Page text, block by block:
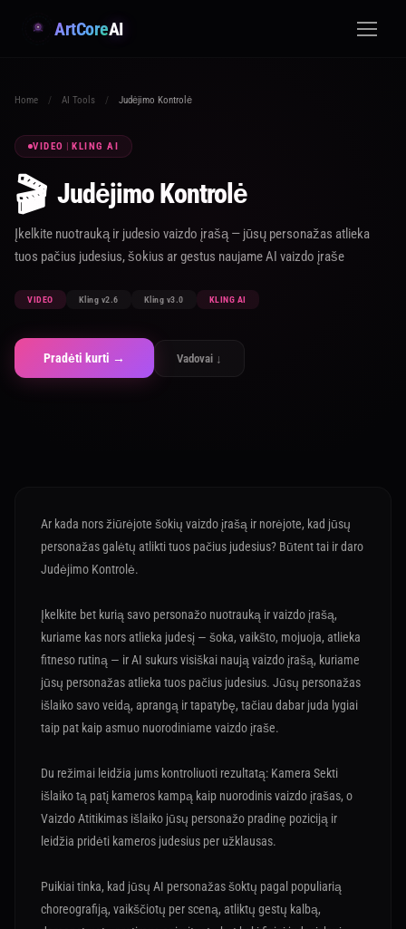
ArtCoreAI
Home / AI Tools / Judėjimo Kontrolė
VIDEO | KLING AI
🎬 Judėjimo Kontrolė
Įkelkite nuotrauką ir judesio vaizdo įrašą — jūsų personažas atlieka
tuos pačius judesius, šokius ar gestus naujame AI vaizdo įraše
VIDEO Kling v2.6 Kling v3.0 KLING AI
Pradėti kurti → Vadovai ↓
Ar kada nors žiūrėjote šokių vaizdo įrašą ir norėjote, kad jūsų
personažas galėtų atlikti tuos pačius judesius? Būtent tai ir daro
Judėjimo Kontrolė.
Įkelkite bet kurią savo personažo nuotrauką ir vaizdo įrašą,
kuriame kas nors atlieka judesį — šoka, vaikšto, mojuoja, atlieka
fitneso rutiną — ir AI sukurs visiškai naują vaizdo įrašą, kuriame
jūsų personažas atlieka tuos pačius judesius. Jūsų personažas
išlaiko savo veidą, aprangą ir tapatybę, tačiau dabar juda lygiai
taip pat kaip asmuo nuorodiniame vaizdo įraše.
Du režimai leidžia jums kontroliuoti rezultatą: Kamera Sekti
išlaiko tą patį kameros kampą kaip nuorodinis vaizdo įrašas, o
Vaizdo Atitikimas išlaiko jūsų personažo pradinę poziciją ir
leidžia pridėti kameros judesius per užklausas.
Puikiai tinka, kad jūsų AI personažas šoktų pagal populiarią
choreografiją, vaikščiotų per sceną, atliktų gestų kalbą,